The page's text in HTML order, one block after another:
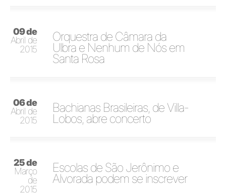
09 de
Abril de
2015
Orquestra de Câmara da
Ulbra e Nenhum de Nós em
Santa Rosa
06 de
Abril de
2015
Bachianas Brasileiras, de Villa-
Lobos, abre concerto
25 de
Março
de
2015
Escolas de São Jerônimo e
Alvorada podem se inscrever